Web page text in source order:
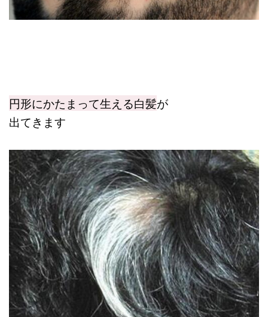
円形にかたまって生える白髪が
出てきます